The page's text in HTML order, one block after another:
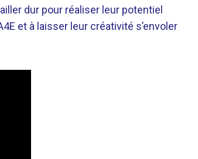
dur pour réaliser leur potentiel
et à laisser leur créativité s’envoler